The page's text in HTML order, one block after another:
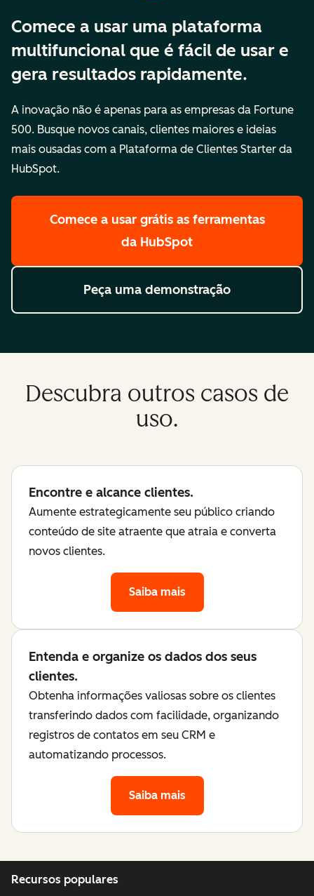
Comece a usar uma plataforma
multifuncional que é fácil de usar e
gera resultados rapidamente.
A inovação não é apenas para as empresas da Fortune
500. Busque novos canais, clientes maiores e ideias
mais ousadas com a Plataforma de Clientes Starter da
HubSpot.
Comece a usar grátis as ferramentas
da HubSpot
Peça uma demonstração
Descubra outros casos de
uso.
Encontre e alcance clientes.
Aumente estrategicamente seu público criando
conteúdo de site atraente que atraia e converta
novos clientes.
Saiba mais
Entenda e organize os dados dos seus
clientes.
Obtenha informações valiosas sobre os clientes
transferindo dados com facilidade, organizando
registros de contatos em seu CRM e
automatizando processos.
Saiba mais
Recursos populares